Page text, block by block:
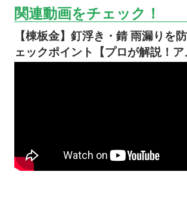
関連動画をチェック！
【棟板金】釘浮き・錆 雨漏りを
ェックポイント【プロが解説！ア